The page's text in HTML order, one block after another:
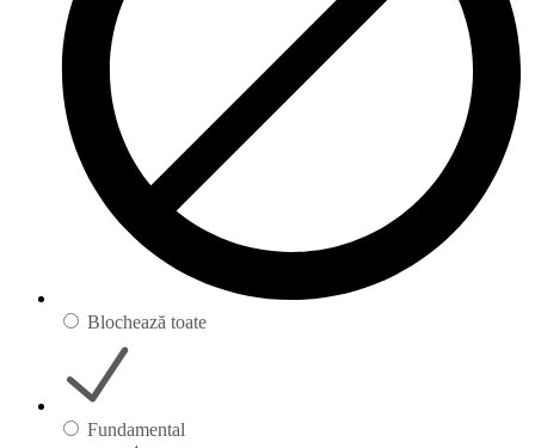
Blochează toate
Fundamental